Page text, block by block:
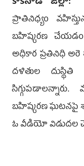
ప్రాతినిధ్యం
బ‌హిష్క‌ర‌ణ
అధికార ప్ర‌తినిధి
దళితుల
బ‌హిష్క‌ర‌ణ ఘ‌ట‌న‌పై
ఓ వీడియో విడుద‌ల